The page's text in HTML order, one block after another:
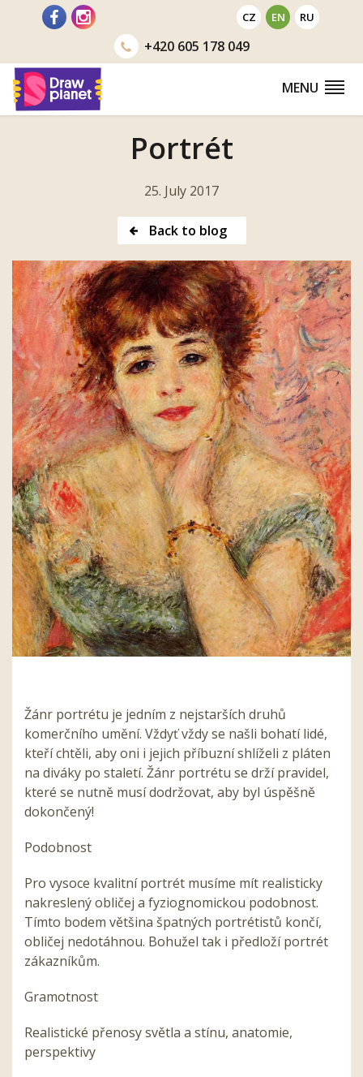
CZ EN RU
+420605 178 049
MENU
Portrét
25. July 2017
Back to blog
Žánr portrétu je jedním z nejstarších druhů
komerčního umění. Vždyť vždy se našli bohatí lidé,
kteří chtěli, aby oni i jejich příbuzní shlíželi z pláten
na diváky po staletí. Žánr portrétu se drží pravidel,
které se nutně musí dodržovat, aby byl úspěšně
dokončený!
Podobnost
Pro vysoce kvalitní portrét musíme mít realisticky
nakreslený obličej a fyziognomickou podobnost.
Tímto bodem většina špatných portrétistů končí,
obličej nedotáhnou. Bohužel tak i předloží portrét
zákazníkům.
Gramotnost
Realistické přenosy světla a stínu, anatomie,
perspektivy